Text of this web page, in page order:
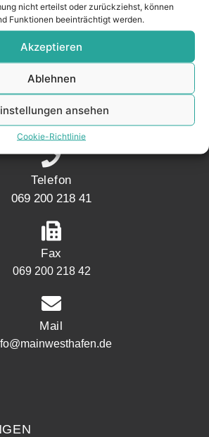
nicht erteilst oder zurückziehst, können
Funktionen beeinträchtigt werden.
Akzeptieren
Ablehnen
ansehen
Cookie-Richtlinie
Adresse
Immobilien Speicherstraße 5
60327 Frankfurt
Telefon
069 200 218 41
Fax
069 200 218 42
Mail